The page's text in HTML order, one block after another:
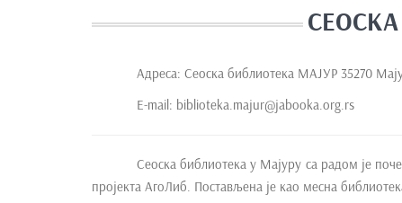
Адреса: Сеоска библиотека МАЈУР 35270
E-mail: biblioteka.majur@jabooka.org.rs
Сеоска библиотека у Мајуру са радом је
пројекта АгоЛиб. Постављена је као месна